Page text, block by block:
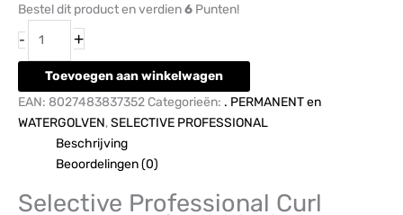
Bestel dit product en verdien6 Punten!
- +
Toevoegen aan winkelwagen
EAN: 8027483837352 Categorieën: . PERMANENT en
WATERGOLVEN,SELECTIVE PROFESSIONAL
Beschrijving
Beoordelingen (0)
Selective Professional Curl